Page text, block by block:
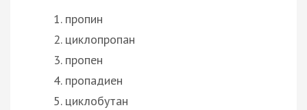
пропин
циклопропан
пропен
пропадиен
циклобутан